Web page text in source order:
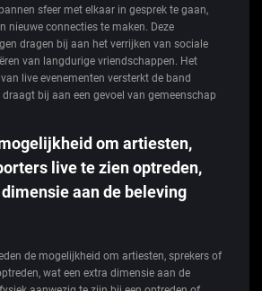
sfeer met elkaar in gesprek te gaan,
nieuwe connecties te maken. Deze
dragen bij aan het verrijken van sociale
van langdurige vriendschappen. Het
live evenementen versterkt de band
bij aan een gevoel van gemeenschap
om artiesten,
live te zien optreden,
aan de beleving
de mogelijkheid om artiesten, sprekers of
wat een extra dimensie aan de